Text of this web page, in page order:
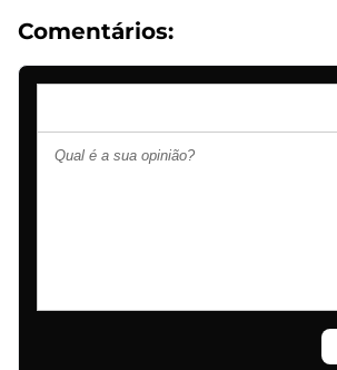
Comentários: